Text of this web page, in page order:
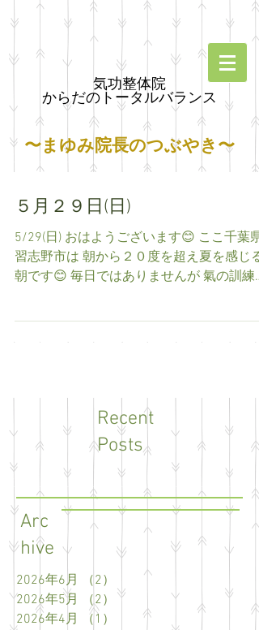
気功整体院
からだのトータルバランス
〜まゆみ院長のつぶやき〜
５月２９日(日)
5/29(日) おはようございます😊 ここ千葉県
習志野市は 朝から２０度を超え夏を感じる
朝です😊 毎日ではありませんが 氣の訓練と
Recent
Posts
Arc
hive
2026年6月 （2）
2件の記事
2026年5月
（2）
2件の記事
2026年4月
（1）
1件の記事